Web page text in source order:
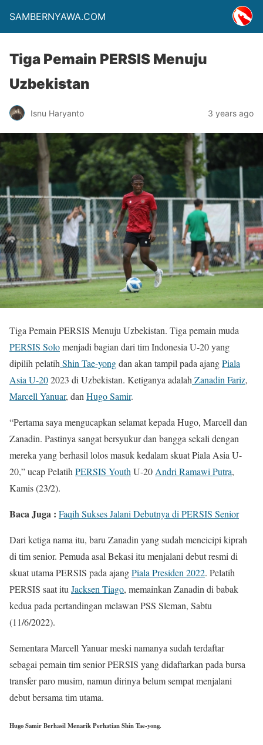
SAMBERNYAWA.COM
Tiga Pemain PERSIS Menuju
Uzbekistan
Isnu Haryanto 3 years ago
Tiga Pemain PERSIS Menuju Uzbekistan. Tiga pemain muda
PERSIS Solomenjadi bagian dari tim Indonesia U-20 yang
dipilih pelatihShin Tae-yongdan akan tampil pada ajangPiala
Asia U-202023 di Uzbekistan. Ketiganya adalahZanadin Fariz,
Marcell Yanuar, danHugo Samir.
“Pertama saya mengucapkan selamat kepada Hugo, Marcell dan
Zanadin. Pastinya sangat bersyukur dan bangga sekali dengan
mereka yang berhasil lolos masuk kedalam skuat Piala Asia U-
20,” ucap PelatihPERSIS YouthU-20Andri Ramawi Putra,
Kamis (23/2).
Baca Juga : Faqih Sukses Jalani Debutnya di PERSIS Senior
Dari ketiga nama itu, baru Zanadin yang sudah mencicipi kiprah
di tim senior. Pemuda asal Bekasi itu menjalani debut resmi di
skuat utama PERSIS pada ajangPiala Presiden 2022. Pelatih
PERSIS saat ituJacksen Tiago, memainkan Zanadin di babak
kedua pada pertandingan melawan PSS Sleman, Sabtu
(11/6/2022).
Sementara Marcell Yanuar meski namanya sudah terdaftar
sebagai pemain tim senior PERSIS yang didaftarkan pada bursa
transfer paro musim, namun dirinya belum sempat menjalani
debut bersama tim utama.
Hugo Samir Berhasil Menarik Perhatian Shin Tae-yong.